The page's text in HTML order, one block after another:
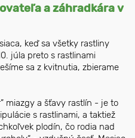
a záhradkára v
keď sa všetky rastliny
júla preto s rastlinami
sa z kvitnutia, zbierame
miazgy a šťavy rastlín - je to
s rastlinami, a taktiež
plodín, čo rodia nad